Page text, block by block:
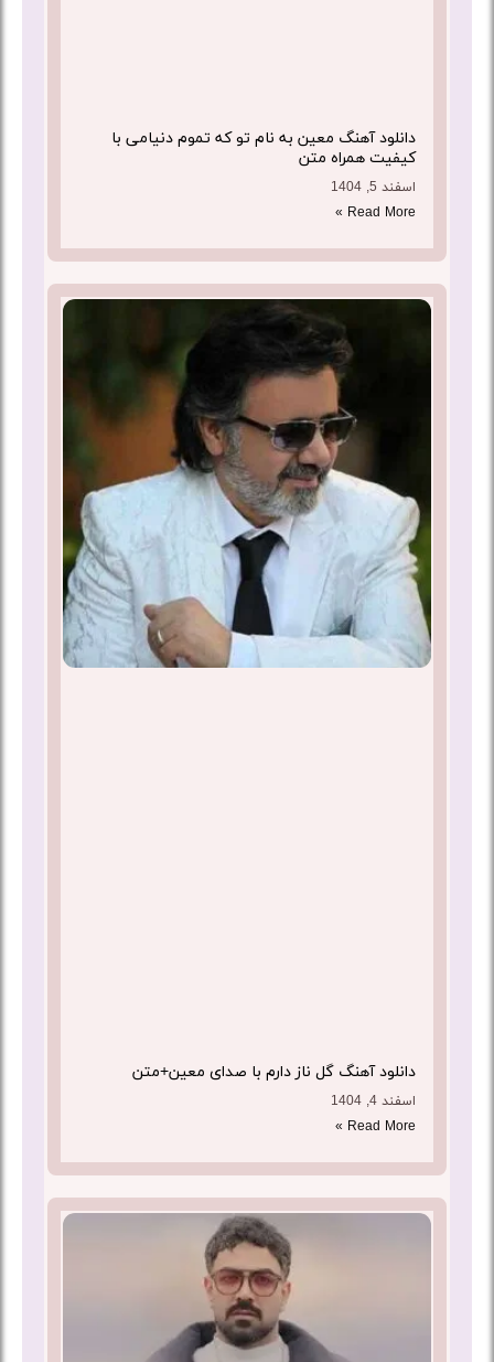
دانلود آهنگ معین به نام تو که تموم دنیامی با
کیفیت همراه متن
اسفند 5, 1404
Read More »
دانلود آهنگ گل ناز دارم با صدای معین+متن
اسفند 4, 1404
Read More »